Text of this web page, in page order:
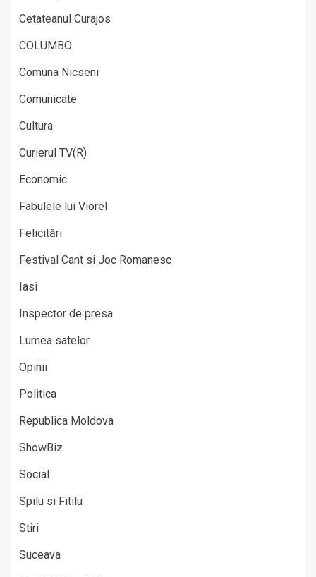
Cetateanul Curajos
COLUMBO
Comuna Nicseni
Comunicate
Cultura
Curierul TV(R)
Economic
Fabulele lui Viorel
Felicitări
Festival Cant si Joc Romanesc
Iasi
Inspector de presa
Lumea satelor
Opinii
Politica
Republica Moldova
ShowBiz
Social
Spilu si Fitilu
Stiri
Suceava